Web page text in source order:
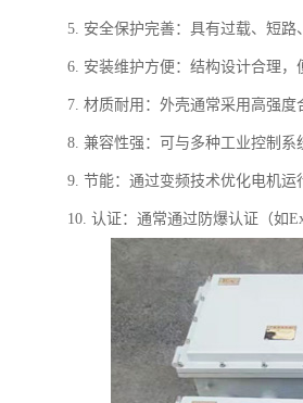
5. 安全保护完善：具有过载、短路
6. 安装维护方便：结构设计合理，
7. 材质耐用：外壳通常采用高强
8. 兼容性强：可与多种工业控制系
9. 节能：通过变频技术优化电机运
10. 认证：通常通过防爆认证（如